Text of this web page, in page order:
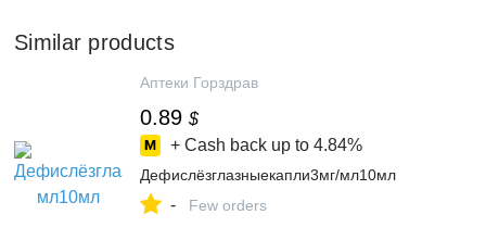
Similar products
Аптеки Горздрав
0.89 $
+ Cash back up to 4.84%
Дефислёзглазныекапли3мг/мл10мл
- Few orders